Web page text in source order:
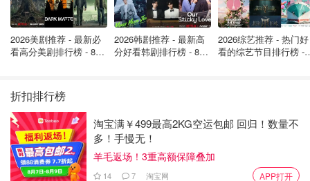
原创之星
2026美剧推荐 - 最新必
看高分美剧排行榜 - 8月
2026韩剧推荐 - 最新高
分好看韩剧排行榜 - 8月
2026综艺推荐 - 热门好
看的综艺节目排行榜 -
折扣排行榜
淘宝满￥499最高2KG空运包邮 回归！数量不
多！手慢无！
羊毛返场！3重高额保障叠加
14 7 淘宝网 APP打开